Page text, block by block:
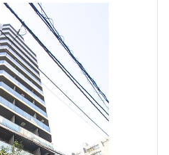
一覧から選び直す
選び方を変更する
屋数
件